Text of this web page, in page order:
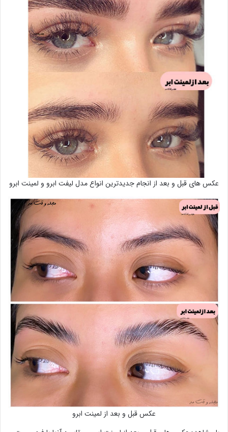
عکس های قبل و بعد از انجام جدیدترین انواع مدل لیفت ابرو و لمینت ابرو
عکس قبل و بعد از لمینت ابرو